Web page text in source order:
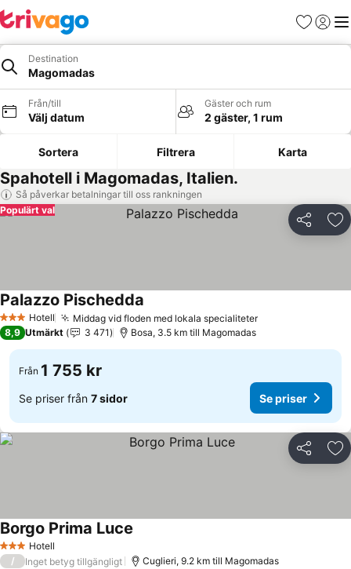
Favoriter
Logga
Destination
Magomadas
Från/till
Välj datum
Gäster och rum
2 gäster, 1 rum
Sortera Filtrera Karta
Spahotell i Magomadas, Italien.
Så påverkar betalningar till oss rankningen
Dela
Populärt val
3 StjärnorHotell Middag vid floden med lokala specialiteter
Palazzo Pischedda
8,9 Utmärkt 3 471 Bosa, 3.5 km till Magomadas
Från 1 755 kr
Se priser från 7 sidor Se priser
Dela
3 StjärnorHotell
Borgo Prima Luce
/ Inget betyg tillgängligt Cuglieri, 9.2 km till Magomadas